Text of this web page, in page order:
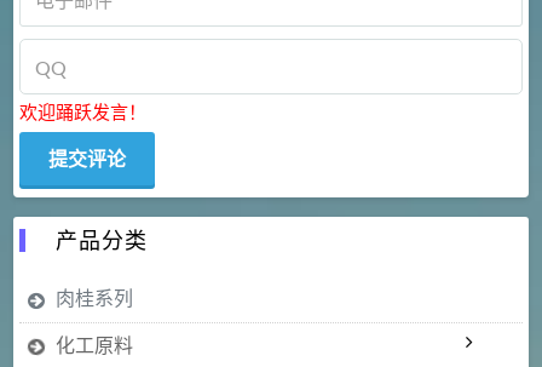
欢迎踊跃发言！
产品分类
肉桂系列
化工原料